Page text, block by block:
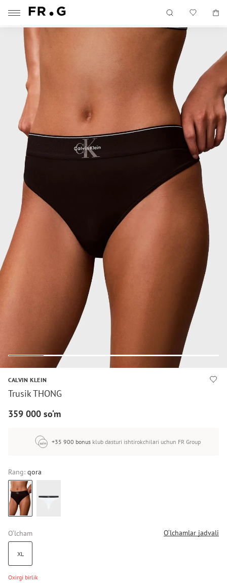
CALVIN KLEIN
Trusik THONG
359 000 so‘m
+35 900 bonus klub dasturi ishtirokchilari uchun FR Group
Rang: qora
O‘lcham O‘lchamlar jadvali
XL
Oxirgi birlik